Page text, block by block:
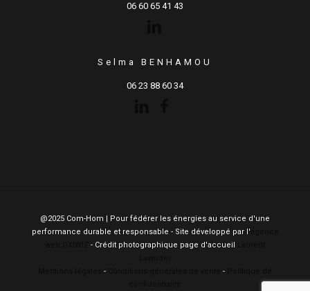
06 60 65 41 43
Selma BENHAMOU
06 23 88 60 34
@2025 Com-Hom | Pour fédérer les énergies au service d'une
performance durable et responsable - Site développé par l'
- Crédit photographique page d'accueil
- -